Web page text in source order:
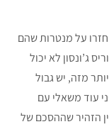
על מנטרות שהם
ג’ונסון לא יכול
מזה, יש גבול
עוד משאלי עם
הזהיר שההסכם של